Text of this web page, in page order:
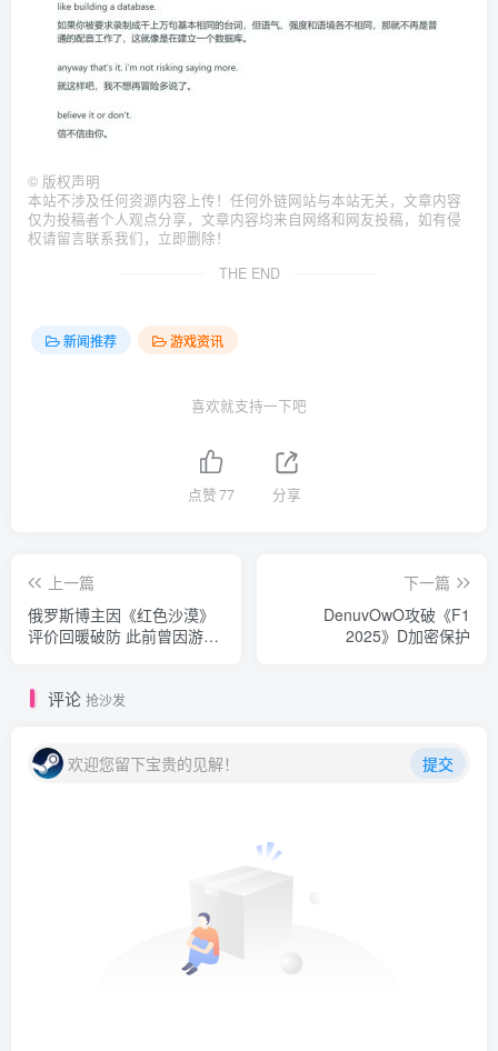
© 版权声明
本站不涉及任何资源内容上传！任何外链网站与本站无关，文章内容
仅为投稿者个人观点分享，文章内容均来自网络和网友投稿，如有侵
权请留言联系我们，立即删除！
THE END
新闻推荐 游戏资讯
喜欢就支持一下吧
点赞77 分享
上一篇
俄罗斯博主因《红色沙漠》
评价回暖破防 此前曾因游戏
下一篇
DenuvOwO攻破《F1
2025》D加密保护
评论 抢沙发
欢迎您留下宝贵的见解！ 提交